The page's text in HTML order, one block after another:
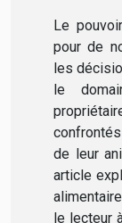
Le
pour de
les
le
de leur
article
le lecteur